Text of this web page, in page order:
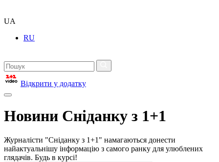
UA
RU
Відкрити у додатку
Новини Сніданку з 1+1
Журналісти "Сніданку з 1+1" намагаються донести
найактуальнішу інформацію з самого ранку для улюблених
глядачів. Будь в курсі!